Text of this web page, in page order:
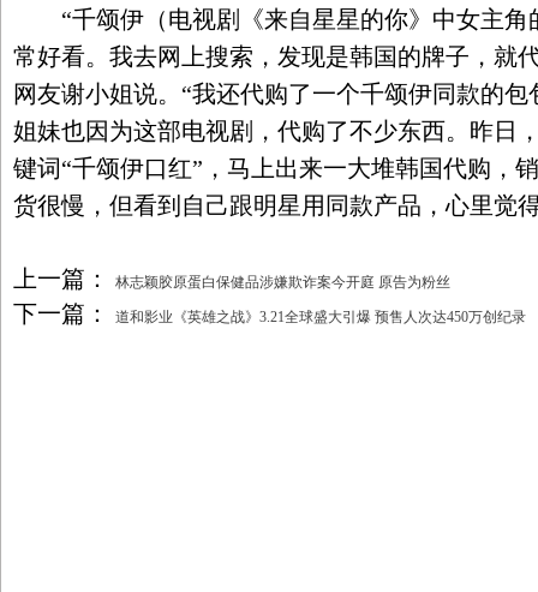
“千颂伊（电视剧《来自星星的你》中女主角
常好看。我去网上搜索，发现是韩国的牌子，就
网友谢小姐说。“我还代购了一个千颂伊同款的
姐妹也因为这部电视剧，代购了不少东西。昨日
键词“千颂伊口红”，马上出来一大堆韩国代购，
货很慢，但看到自己跟明星用同款产品，心里觉
上一篇： 林志颖胶原蛋白保健品涉嫌欺诈案今开庭 原告为粉丝
下一篇： 道和影业《英雄之战》3.21全球盛大引爆 预售人次达450万创纪录